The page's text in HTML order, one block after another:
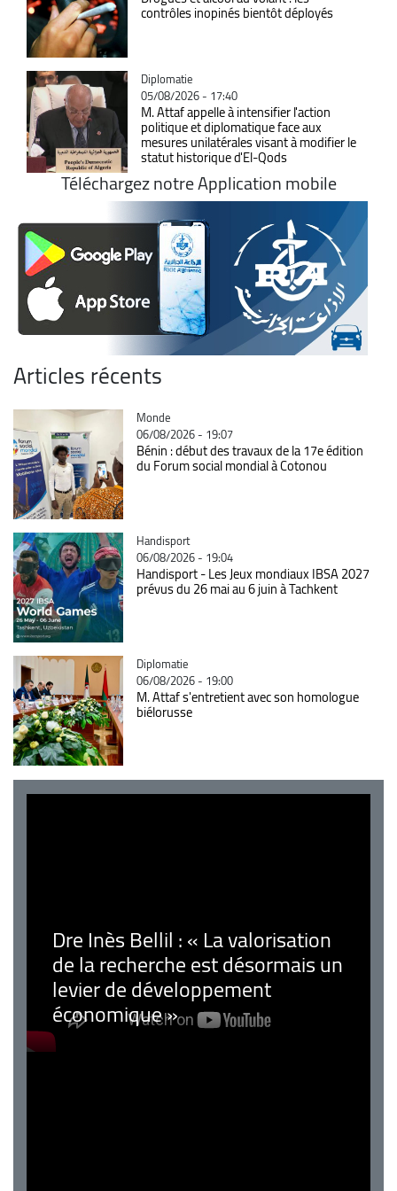
contrôles inopinés bientôt déployés
Catégorie
Diplomatie
05/08/2026 - 17:40
M. Attaf appelle à intensifier l'action
politique et diplomatique face aux
mesures unilatérales visant à modifier le
statut historique d'El-Qods
Téléchargez notre Application mobile
Articles récents
Catégorie
Monde
06/08/2026 - 19:07
Bénin : début des travaux de la 17e édition
du Forum social mondial à Cotonou
Catégorie
Handisport
06/08/2026 - 19:04
Handisport - Les Jeux mondiaux IBSA 2027
prévus du 26 mai au 6 juin à Tachkent
Catégorie
Diplomatie
06/08/2026 - 19:00
M. Attaf s'entretient avec son homologue
biélorusse
Dre Inès Bellil : « La valorisation
de la recherche est désormais un
levier de développement
économique »